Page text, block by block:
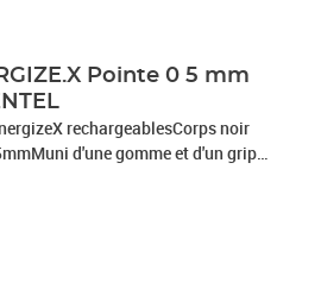
Pointe 0 5 mm
rechargeablesCorps noir
d'une gomme et d'un grip